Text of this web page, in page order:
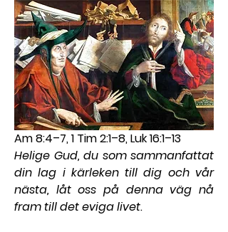
Am 8:4–7, 1 Tim 2:1–8, Luk 16:1–13
Helige Gud, du som sammanfattat
din lag i kärleken till dig och vår
nästa, låt oss på denna väg nå
fram till det eviga livet.